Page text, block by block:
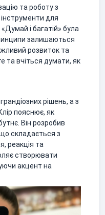
та роботу з
для
і багатій» була
залишаються
розвиток та
та вчіться думати, як
рішень, а з
пояснює, як
Він розробив
складається з
реакція та
створювати
акцент на